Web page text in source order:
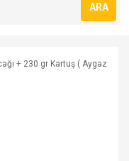
ARA